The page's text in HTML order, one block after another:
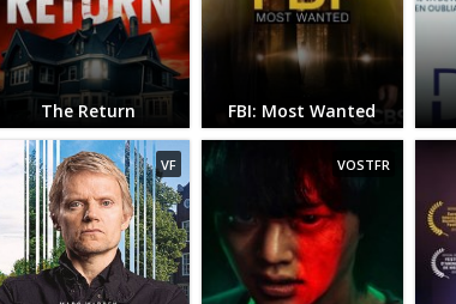
Epouvante-horreur
Espionnage
Western
2014
2013
Famille
Fantastique
The Return FBI: Most Wanted
VF VOSTFR